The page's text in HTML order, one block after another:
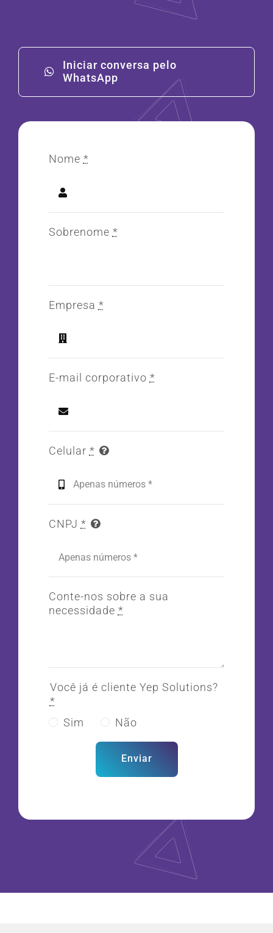
Iniciar conversa pelo
WhatsApp
Nome *
Sobrenome *
Empresa *
E-mail corporativo *
Celular *
CNPJ *
Conte-nos sobre a sua
necessidade *
Você já é cliente Yep Solutions?
*
Sim
Não
Enviar